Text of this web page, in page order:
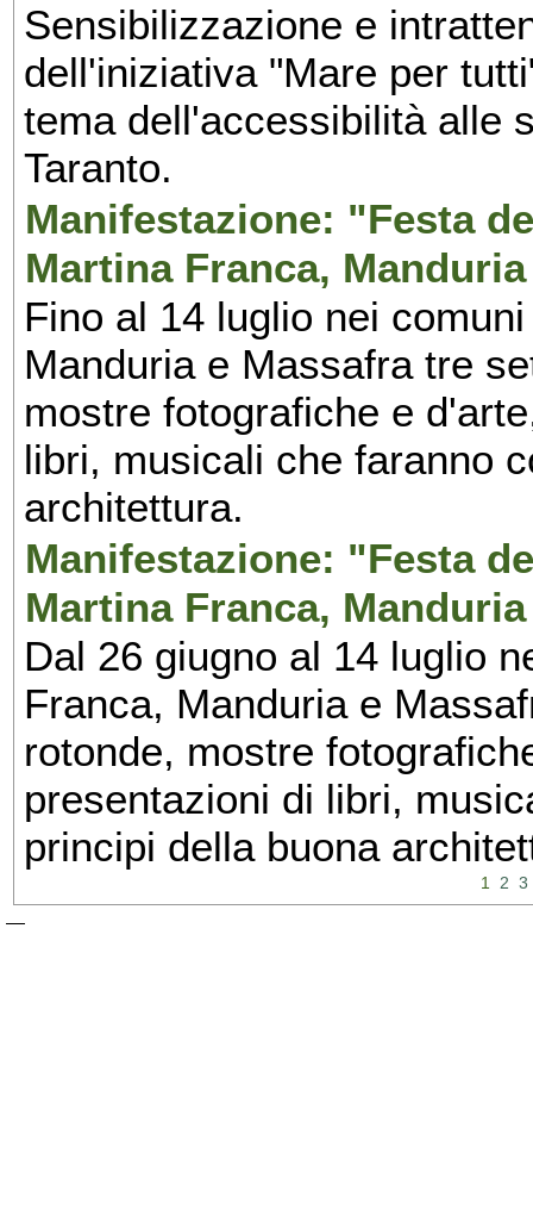
Sensibilizzazione e
dell'iniziativa "Mare per
tema dell'accessibilità alle
Taranto.
Manifestazione: "Festa
Martina Franca,
Fino al 14 luglio nei
Manduria e Massafra tre
mostre fotografiche e
libri, musicali che faranno
architettura.
Manifestazione: "Festa
Martina Franca,
Dal 26 giugno al 14 luglio
Franca, Manduria e
rotonde, mostre
presentazioni di libri,
principi della buona
1 2 3